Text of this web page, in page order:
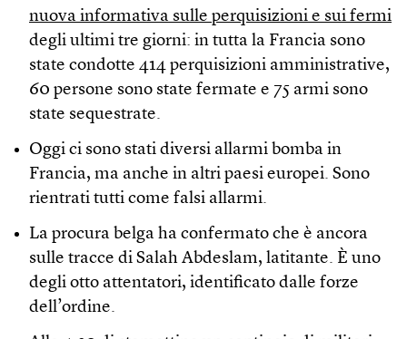
nuova informativa sulle perquisizioni e sui fermi
degli ultimi tre giorni: in tutta la Francia sono
state condotte 414 perquisizioni amministrative,
60 persone sono state fermate e 75 armi sono
state sequestrate.
Oggi ci sono stati diversi allarmi bomba in
Francia, ma anche in altri paesi europei. Sono
rientrati tutti come falsi allarmi.
La procura belga ha confermato che è ancora
sulle tracce di Salah Abdeslam, latitante. È uno
degli otto attentatori, identificato dalle forze
dell’ordine.